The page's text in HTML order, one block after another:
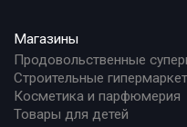
Магазины
Продовольственные
Строительные
Косметика и парфюмерия
Товары для детей